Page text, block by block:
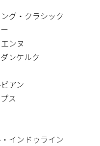
グ・クラシック
ンヌ
ンケルク
アン
ス
インドゥライン